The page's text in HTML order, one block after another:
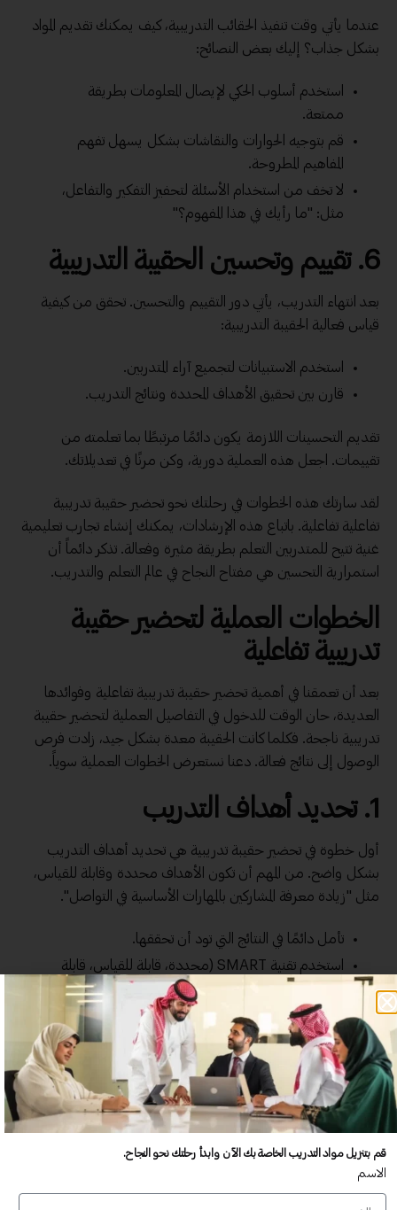
عندما يأتي وقت تنفيذ الحقائب التدريبية، كيف يمكنك تقديم المواد
بشكل جذاب؟ إليك بعض النصائح:
استخدم أسلوب الحكي لإيصال المعلومات بطريقة
ممتعة.
قم بتوجيه الحوارات والنقاشات بشكل يسهل تفهم
المفاهيم المطروحة.
لا تخف من استخدام الأسئلة لتحفيز التفكير والتفاعل،
مثل: "ما رأيك في هذا المفهوم؟"
6. تقييم وتحسين الحقيبة التدريبية
بعد انتهاء التدريب، يأتي دور التقييم والتحسين. تحقق من كيفية
قياس فعالية الحقيبة التدريبية:
استخدم الاستبيانات لتجميع آراء المتدربين.
قارن بين تحقيق الأهداف المحددة ونتائج التدريب.
تقديم التحسينات اللازمة يكون دائمًا مرتبطًا بما تعلمته من
تقييمات. اجعل هذه العملية دورية، وكن مرنًا في تعديلاتك.
لقد سارتك هذه الخطوات في رحلتك نحو تحضير حقيبة تدريبية
تفاعلية تفاعلية. باتباع هذه الإرشادات، يمكنك إنشاء تجارب تعليمية
غنية تتيح للمتدربين التعلم بطريقة مثيرة وفعالة. تذكر دائماً أن
استمرارية التحسين هي مفتاح النجاح في عالم التعلم والتدريب.
الخطوات العملية لتحضير حقيبة
تدريبية تفاعلية
بعد أن تعمقنا في أهمية تحضير حقيبة تدريبية تفاعلية وفوائدها
العديدة، حان الوقت للدخول في التفاصيل العملية لتحضير حقيبة
تدريبية ناجحة. فكلما كانت الحقيبة معدة بشكل جيد، زادت فرص
الوصول إلى نتائج فعالة. دعنا نستعرض الخطوات العملية سوياً.
1. تحديد أهداف التدريب
أول خطوة في تحضير حقيبة تدريبية هي تحديد أهداف التدريب
بشكل واضح. من المهم أن تكون الأهداف محددة وقابلة للقياس،
مثل "زيادة معرفة المشاركين بالمهارات الأساسية في التواصل".
تأمل دائمًا في النتائج التي تود أن تحققها.
استخدم تقنية SMART (محددة، قابلة للقياس، قابلة
للتحقيق، ذات صلة، ومحددة زمنياً).
على سبيل المثال: "بنهاية الدورة، ينبغي أن يكون 80% من المشاركين
قادرين على استخدام تقنيات التواصل بشكل فعال."
2. دراسة الجمهور المستهدف
لا تنسَ أن الجمهور هو محور التدريب. معرفة من هم المتدربون
لديك يساعدك في اختيار المحتوى والأسلوب المناسبين. أجب على
قم بتنزيل مواد التدريب الخاصة بك الآن وابدأ رحلتك نحو النجاح.
الاسم